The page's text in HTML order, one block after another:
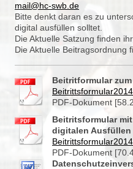
mail@hc-swb.de
Bitte denkt daran es zu
digital ausfüllen solltet.
Die Aktuelle Satzung finden ihr
Die Aktuelle Beitragsordnung
Beitritformular
PDF-Dokument
Beitritsformular
digitalen Ausfüllen
PDF-Dokument